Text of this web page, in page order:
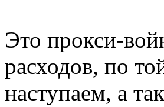
Это прокси-
расходов, по
наступаем, а